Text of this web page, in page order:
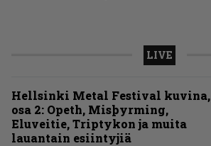
LIVE
Hellsinki Metal Festival kuvina,
osa 2: Opeth, Misþyrming,
Eluveitie, Triptykon ja muita
lauantain esiintyjiä